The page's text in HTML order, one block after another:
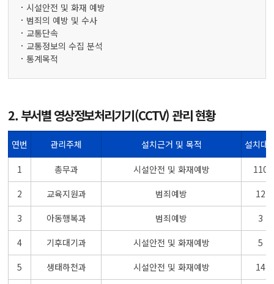
시설안전 및 화재 예방
범죄의 예방 및 수사
교통단속
교통정보의 수집 분석
통계목적
2. 부서별 영상정보처리기기(CCTV) 관리 현황
2. 부서별 영상정보처리기기(CCTV) 관리 현황을 연번순으로 관리주체, 설치근거 및 목적,
설치대수,운영관리 방침현황을 나누어 설명한 표
연번 관리주체 설치근거 및 목적 설치대
1 총무과 시설안전 및 화재예방
110
2
교육지원과 범죄예방
12
3
아동행복과 범죄예방
3
4
기후대기과 시설안전 및 화재예방
5
5
생태하천과 시설안전 및 화재예방 14